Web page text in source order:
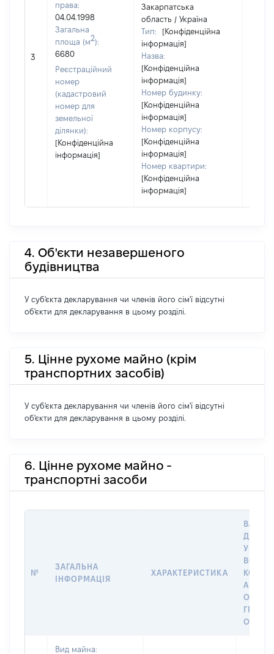
3
права:
04.04.1998
Загальна
площа (м2):
6680
Реєстраційний
номер
(кадастровий
номер для
земельної
ділянки):
[Конфіденційна
інформація]
Закарпатська
область / Україна
Тип:
[Конфіденційна
інформація]
Назва:
[Конфіденційна
інформація]
Номер будинку:
[Конфіденційна
інформація]
Номер корпусу:
[Конфіденційна
інформація]
Номер квартири:
[Конфіденційна
інформація]
4. Об'єкти незавершеного
будівництва
У суб'єкта декларування чи членів його сім'ї відсутні
об'єкти для декларування в цьому розділі.
5. Цінне рухоме майно (крім
транспортних засобів)
У суб'єкта декларування чи членів його сім'ї відсутні
об'єкти для декларування в цьому розділі.
6. Цінне рухоме майно -
транспортні засоби
№
ЗАГАЛЬНА
ІНФОРМАЦІЯ
ХАРАКТЕРИСТИКА
ДАТУ
У
АБО
Вид майна: